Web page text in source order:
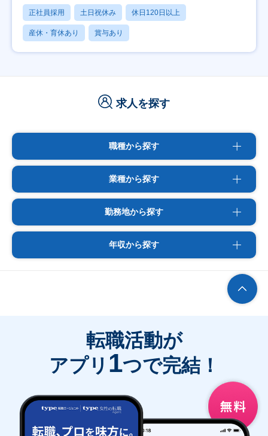
正社員採用 土日祝休み 休日120日以上
産休・育休あり 賞与あり
求人を探す
職種から探す
業種から探す
勤務地から探す
年収から探す
転職活動が
アプリ 1つで完結！